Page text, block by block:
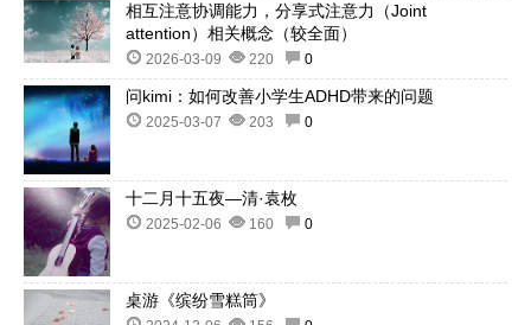
相互注意协调能力，分享式注意力（Joint
attention）相关概念（较全面）
2026-03-09 220 0
问kimi：如何改善小学生ADHD带来的问题
2025-03-07 203 0
十二月十五夜—清·袁枚
2025-02-06 160 0
桌游《缤纷雪糕筒》